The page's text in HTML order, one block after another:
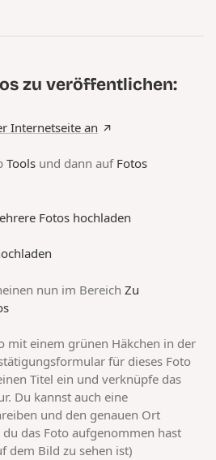
zu veröffentlichen:
Internetseite an
Tools und dann auf Fotos
Fotos hochladen
nun im BereichZu
mit einem grünen Häkchen in der
für dieses Foto
Titel ein und verknüpfe das
Du kannst auch eine
und den genauen Ort
das Foto aufgenommen hast
dem Bild zu sehen ist)